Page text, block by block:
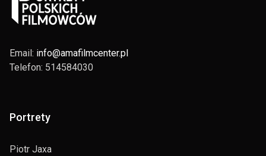
Email: info@amafilmcenter.pl
Telefon: 514584030
Portrety
Piotr Jaxa